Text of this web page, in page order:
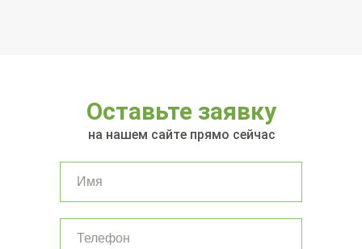
Оставьте заявку
на нашем сайте прямо сейчас